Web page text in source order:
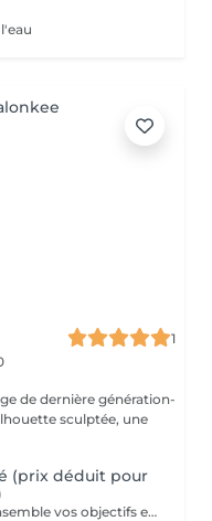
1
de dernière génération-
sculptée, une
(prix déduit pour
Réservez votre bilan afin de définir ensemble vos objectifs et determiner le protocole de remodelage corporel le plus adapté à votre silhouette Des personnes peuvent présenter des contre-indications à certains traitements. Il est donc préférable de réserver un bilan silhouette avant tout achat de soin.